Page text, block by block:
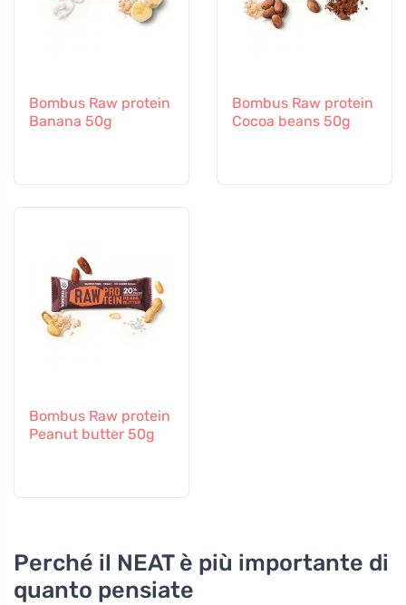
Bombus Raw protein
Banana 50g
Bombus Raw protein
Cocoa beans 50g
Bombus Raw protein
Peanut butter 50g
Perché il NEAT è più importante di
quanto pensiate